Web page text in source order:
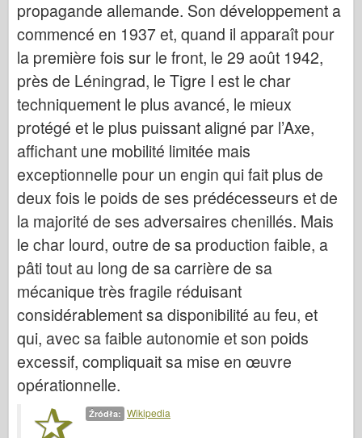
Eduard
E.T. Model
Drobne formy
Siły Waleczności
Friulmodel
Hasegawa
Heller
HobbyBoss ( HobbyBoss )
Modele IBG
Icm
Italeri
Legendy
Meng Model
Tamiya
Tristar
Zvezda
propagande allemande. Son développement a
commencé en 1937 et, quand il apparaît pour
la première fois sur le front, le 29 août 1942,
près de Léningrad, le Tigre I est le char
techniquement le plus avancé, le mieux
protégé et le plus puissant aligné par l’Axe,
affichant une mobilité limitée mais
exceptionnelle pour un engin qui fait plus de
deux fois le poids de ses prédécesseurs et de
la majorité de ses adversaires chenillés. Mais
le char lourd, outre de sa production faible, a
pâti tout au long de sa carrière de sa
mécanique très fragile réduisant
considérablement sa disponibilité au feu, et
qui, avec sa faible autonomie et son poids
excessif, compliquait sa mise en œuvre
opérationnelle.
Źródła: Wikipedia